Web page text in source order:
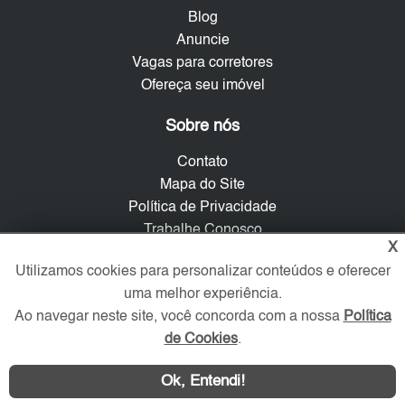
Blog
Anuncie
Vagas para corretores
Ofereça seu imóvel
Sobre nós
Contato
Mapa do Site
Política de Privacidade
Trabalhe Conosco
Verificada por
Redes Sociais
X
Utilizamos cookies para personalizar conteúdos e oferecer
uma melhor experiência.
Ao navegar neste site, você concorda com a nossa Política
de Cookies.
Ok, Entendi!